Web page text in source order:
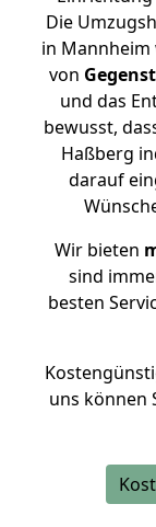
Die
in Mannheim
von
und das
bewusst,
Haßberg
darauf
Wir bieten
sind
besten
uns können